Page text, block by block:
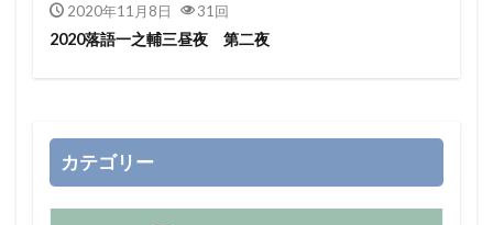
2020年11月8日 31回
2020落語一之輔三昼夜 第二夜
カテゴリー